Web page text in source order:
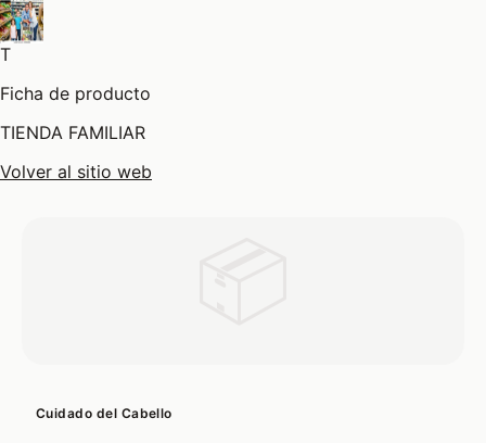
T
Ficha de producto
TIENDA FAMILIAR
Volver al sitio web
Cuidado del Cabello